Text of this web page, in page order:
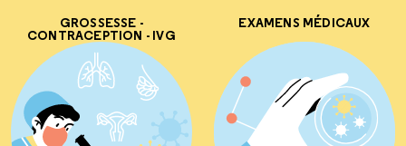
GROSSESSE -
CONTRACEPTION - IVG
EXAMENS MÉDICAUX